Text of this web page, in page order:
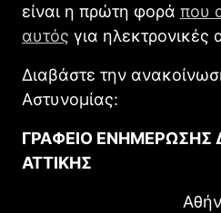
είναι η πρώτη φορά που
αυτός για ηλεκτρονικές
Διαβάστε την
Αστυνομίας:
ΓΡΑΦΕΙΟ ΕΝΗΜΕΡΩΣΗΣ
ΑΤΤΙΚΗΣ